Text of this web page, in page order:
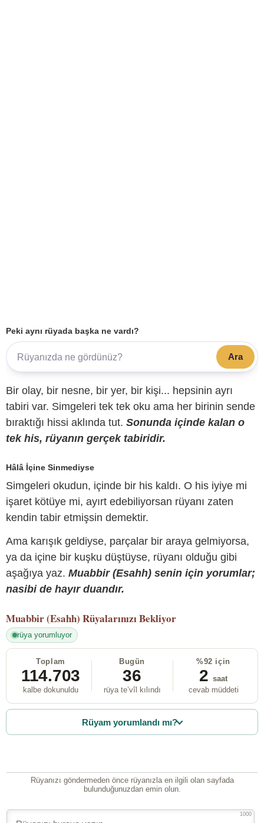
Peki aynı rüyada başka ne vardı?
Ara
Bir olay, bir nesne, bir yer, bir kişi... hepsinin ayrı
tabiri var. Simgeleri tek tek oku ama her birinin sende
bıraktığı hissi aklında tut. Sonunda içinde kalan o
tek his, rüyanın gerçek tabiridir.
Hâlâ İçine Sinmediyse
Simgeleri okudun, içinde bir his kaldı. O his iyiye mi
işaret kötüye mi, ayırt edebiliyorsan rüyanı zaten
kendin tabir etmişsin demektir.
Ama karışık geldiyse, parçalar bir araya gelmiyorsa,
ya da içine bir kuşku düştüyse, rüyanı olduğu gibi
aşağıya yaz. Muabbir (Esahh) senin için yorumlar;
nasibi de hayır duandır.
Muabbir (Esahh) Rüyalarınızı Bekliyor
rüya yorumluyor
Toplam
114.703
kalbe dokunuldu
Bugün
36
rüya te’vîl kılındı
%92 için
2 saat
cevab müddeti
Rüyam yorumlandı mı?
Rüyanızı göndermeden önce rüyanızla en ilgili olan sayfada
bulunduğunuzdan emin olun.
1000